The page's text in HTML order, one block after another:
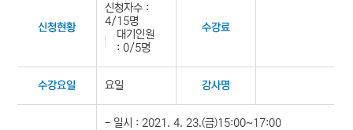
신청현황
신청자수 :
4/15명
대기인원
: 0/5명
수강료
수강요일 요일 강사명
- 일시 : 2021. 4. 23.(금)15:00~17:00